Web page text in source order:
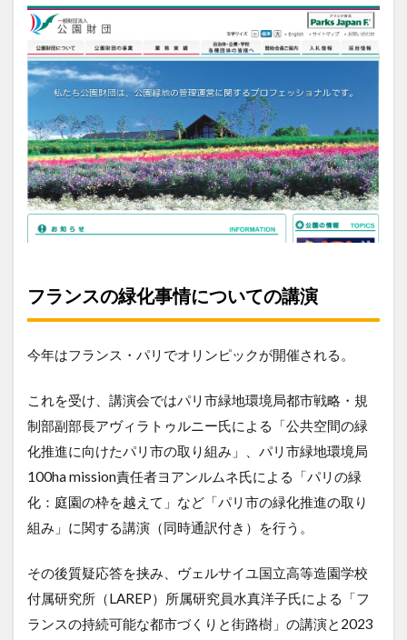
フランスの緑化事情についての講演
今年はフランス・パリでオリンピックが開催される。
これを受け、講演会ではパリ市緑地環境局都市戦略・規
制部副部長アヴィラトゥルニー氏による「公共空間の緑
化推進に向けたパリ市の取り組み」、パリ市緑地環境局
100ha mission責任者ヨアンルムネ氏による「パリの緑
化：庭園の枠を越えて」など「パリ市の緑化推進の取り
組み」に関する講演（同時通訳付き）を行う。
その後質疑応答を挟み、ヴェルサイユ国立高等造園学校
付属研究所（LAREP）所属研究員水真洋子氏による「フ
ランスの持続可能な都市づくりと街路樹」の講演と2023